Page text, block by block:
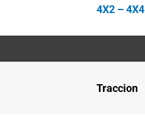
4X2 – 4X4
Traccion